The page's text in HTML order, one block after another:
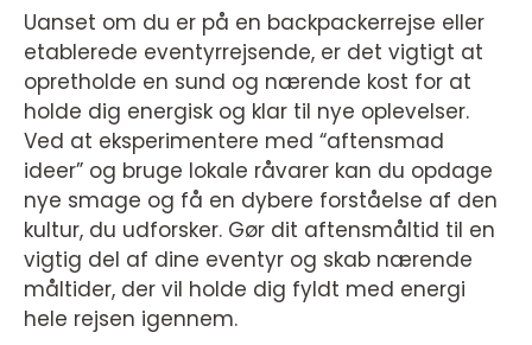
Uanset om du er på en backpackerrejse eller
etablerede eventyrrejsende, er det vigtigt at
opretholde en sund og nærende kost for at
holde dig energisk og klar til nye oplevelser.
Ved at eksperimentere med “aftensmad
ideer” og bruge lokale råvarer kan du opdage
nye smage og få en dybere forståelse af den
kultur, du udforsker. Gør dit aftensmåltid til en
vigtig del af dine eventyr og skab nærende
måltider, der vil holde dig fyldt med energi
hele rejsen igennem.